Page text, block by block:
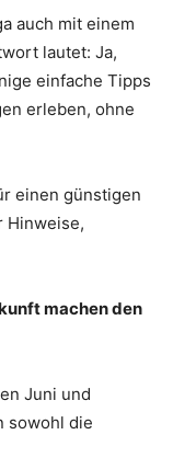
auch mit einem
lautet: Ja,
einfache Tipps
erleben, ohne
einen günstigen
Hinweise,
machen den
Juni und
sowohl die